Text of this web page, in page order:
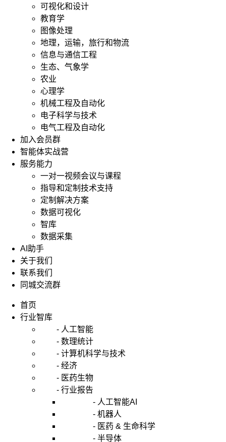
可视化和设计
教育学
图像处理
地理，运输，旅行和物流
信息与通信工程
生态、气象学
农业
心理学
机械工程及自动化
电子科学与技术
电气工程及自动化
加入会员群
智能体实战营
服务能力
一对一视频会议与课程
指导和定制技术支持
定制解决方案
数据可视化
智库
数据采集
AI助手
关于我们
联系我们
同城交流群
首页
行业智库
- 人工智能
- 数理统计
- 计算机科学与技术
- 经济
- 医药生物
- 行业报告
- 人工智能AI
- 机器人
- 医药 & 生命科学
- 半导体